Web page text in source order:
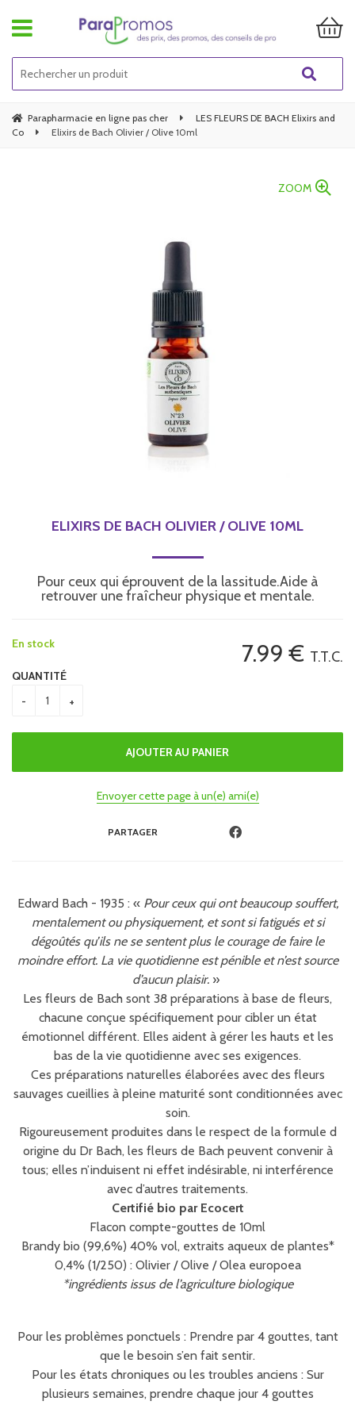
Parapharmacie en ligne pas cher
LES FLEURS DE BACH Elixirs and
Co
Elixirs de Bach Olivier / Olive 10ml
ZOOM
ELIXIRS DE BACH OLIVIER / OLIVE 10ML
Pour ceux qui éprouvent de la lassitude.Aide à
retrouver une fraîcheur physique et mentale.
7.99 € T.T.C.
En stock
QUANTITÉ
Envoyer cette page à un(e) ami(e)
PARTAGER
Edward Bach - 1935 : « Pour ceux qui ont beaucoup souffert,
mentalement ou physiquement, et sont si fatigués et si
dégoûtés qu’ils ne se sentent plus le courage de faire le
moindre effort. La vie quotidienne est pénible et n’est source
d’aucun plaisir. »
Les fleurs de Bach sont 38 préparations à base de fleurs,
chacune conçue spécifiquement pour cibler un état
émotionnel différent. Elles aident à gérer les hauts et les
bas de la vie quotidienne avec ses exigences.
Ces préparations naturelles élaborées avec des fleurs
sauvages cueillies à pleine maturité sont conditionnées avec
soin.
Rigoureusement produites dans le respect de la formule d
origine du Dr Bach, les fleurs de Bach peuvent convenir à
tous; elles n’induisent ni effet indésirable, ni interférence
avec d’autres traitements.
Certifié bio par Ecocert
Flacon compte-gouttes de 10ml
Brandy bio (99,6%) 40% vol, extraits aqueux de plantes*
0,4% (1/250) : Olivier / Olive / Olea europoea
*ingrédients issus de l’agriculture biologique
Pour les problèmes ponctuels : Prendre par 4 gouttes, tant
que le besoin s’en fait sentir.
Pour les états chroniques ou les troubles anciens : Sur
plusieurs semaines, prendre chaque jour 4 gouttes